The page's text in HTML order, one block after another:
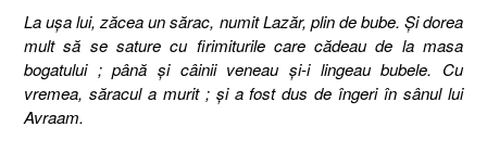
La uşa lui, zăcea un sărac, numit Lazăr, plin de bube. Şi dorea
mult să se sature cu firimiturile care cădeau de la masa
bogatului ; până şi câinii veneau şi-i lingeau bubele. Cu
vremea, săracul a murit ; şi a fost dus de îngeri în sânul lui
Avraam.